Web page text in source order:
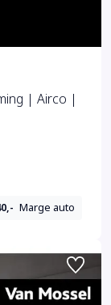
| Airco |
Marge auto